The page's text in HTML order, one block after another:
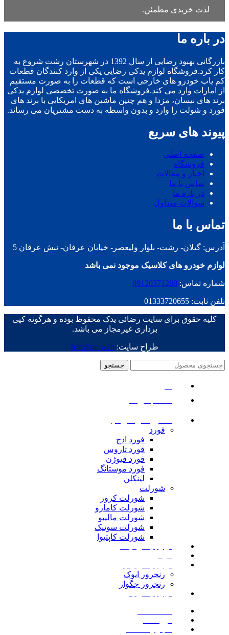
لذت خریدی مطمئن.
در باره ما
بازرگانی بهبود رضایی از سال 1392 در شهرستان رشت شروع به
کار کرد.فروشگاه لوازم یدکی رضایی یکی از وارد کنندگان قطعات
کم یاب خودرو های خارجی است که قطعات را به صورت مستقیم
از امارات وارد می کند.فروشگاه ما به صورت تخصصی لوازم یدکی
برند های نیسان، مزدا و هم چنین ماشین های امریکایی با برند های
فورد و شولت را وارد و بدون واسطه به دست مشتریان می رساند.
پیوند های سریع
صفحه اصلی
فروشگاه
اخبار و مقالات
تماس با ما
در باره ما
سوالات متداول
تماس با ما
آدرس: گیلان- رشت- بلوار ولیعصر- خیابان عرفان- نبش عرفان 5
لوازم خودرو های کلاسیک موجود نمی باشد
شماره تماس: 09120371288
تلفن ثابت: 01333720655
کلیه حقوق برای سایت رضائی یدک محفوظ بوده و هرگونه کپی
برداری غیرمجاز می باشد.
طراح سایت:hamihan.web
جستجو
فورد
فورد ادج
فورد تاروس
فورد فیوژن
فورد موستانگ
لینکلن
شورلت
شورلت کروز
شورلت کامارو
شورلت مالیبو
شورلت سونیک
شورلت کاپتیوا
رنجرور ایوک
رنجرور جگوار